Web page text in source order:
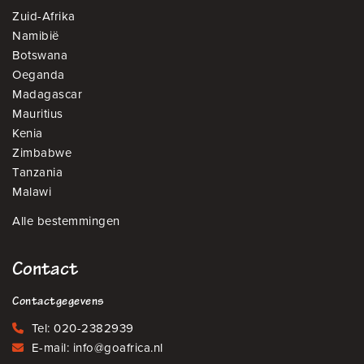
Zuid-Afrika
Namibië
Botswana
Oeganda
Madagascar
Mauritius
Kenia
Zimbabwe
Tanzania
Malawi
Alle bestemmingen
Contact
Contactgegevens
Tel: 020-2382939
E-mail: info@goafrica.nl